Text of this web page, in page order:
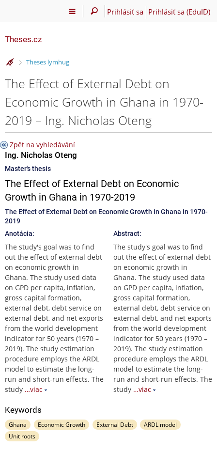
Prihlásiť sa Prihlásiť sa (EduID)
Theses.cz
>
Theses lymhug
The Effect of External Debt on
Economic Growth in Ghana in 1970-
2019 – Ing. Nicholas Oteng
Zpět na vyhledávání
Ing. Nicholas Oteng
Master's thesis
The Effect of External Debt on Economic
Growth in Ghana in 1970-2019
The Effect of External Debt on Economic Growth in Ghana in 1970-
2019
Anotácia:
The study's goal was to find
out the effect of external debt
on economic growth in
Ghana. The study used data
on GPD per capita, inflation,
gross capital formation,
external debt, debt service on
external debt, and net exports
from the world development
indicator for 50 years (1970 –
2019). The study estimation
procedure employs the ARDL
model to estimate the long-
run and short-run effects. The
study …viac
Abstract:
The study's goal was to find
out the effect of external debt
on economic growth in
Ghana. The study used data
on GPD per capita, inflation,
gross capital formation,
external debt, debt service on
external debt, and net exports
from the world development
indicator for 50 years (1970 –
2019). The study estimation
procedure employs the ARDL
model to estimate the long-
run and short-run effects. The
study …viac
Keywords
Ghana Economic Growth External Debt
ARDL model
Unit roots